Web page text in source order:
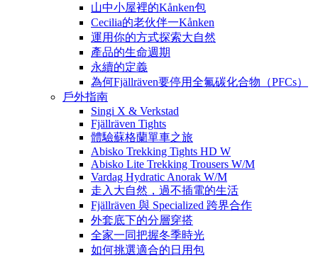
山中小屋裡的Kånken包
Cecilia的老伙伴一Kånken
運用你的方式探索大自然
產品的生命週期
永續的定義
為何Fjällräven要停用全氟碳化合物（PFCs）
戶外指南
Singi X & Verkstad
Fjällräven Tights
體驗蘇格蘭單車之旅
Abisko Trekking Tights HD W
Abisko Lite Trekking Trousers W/M
Vardag Hydratic Anorak W/M
走入大自然，過不插電的生活
Fjällräven 與 Specialized 跨界合作
外套底下的分層穿搭
全家一同把握冬季時光
如何挑選適合的日用包